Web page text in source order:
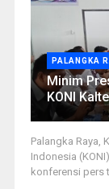
PALANGKA
Minim
KONI
Palangka Raya,
Indonesia
konferensi pers